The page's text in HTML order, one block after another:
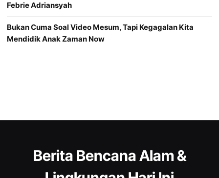
Febrie Adriansyah
Bukan Cuma Soal Video Mesum, Tapi Kegagalan Kita
Mendidik Anak Zaman Now
Berita Bencana Alam &